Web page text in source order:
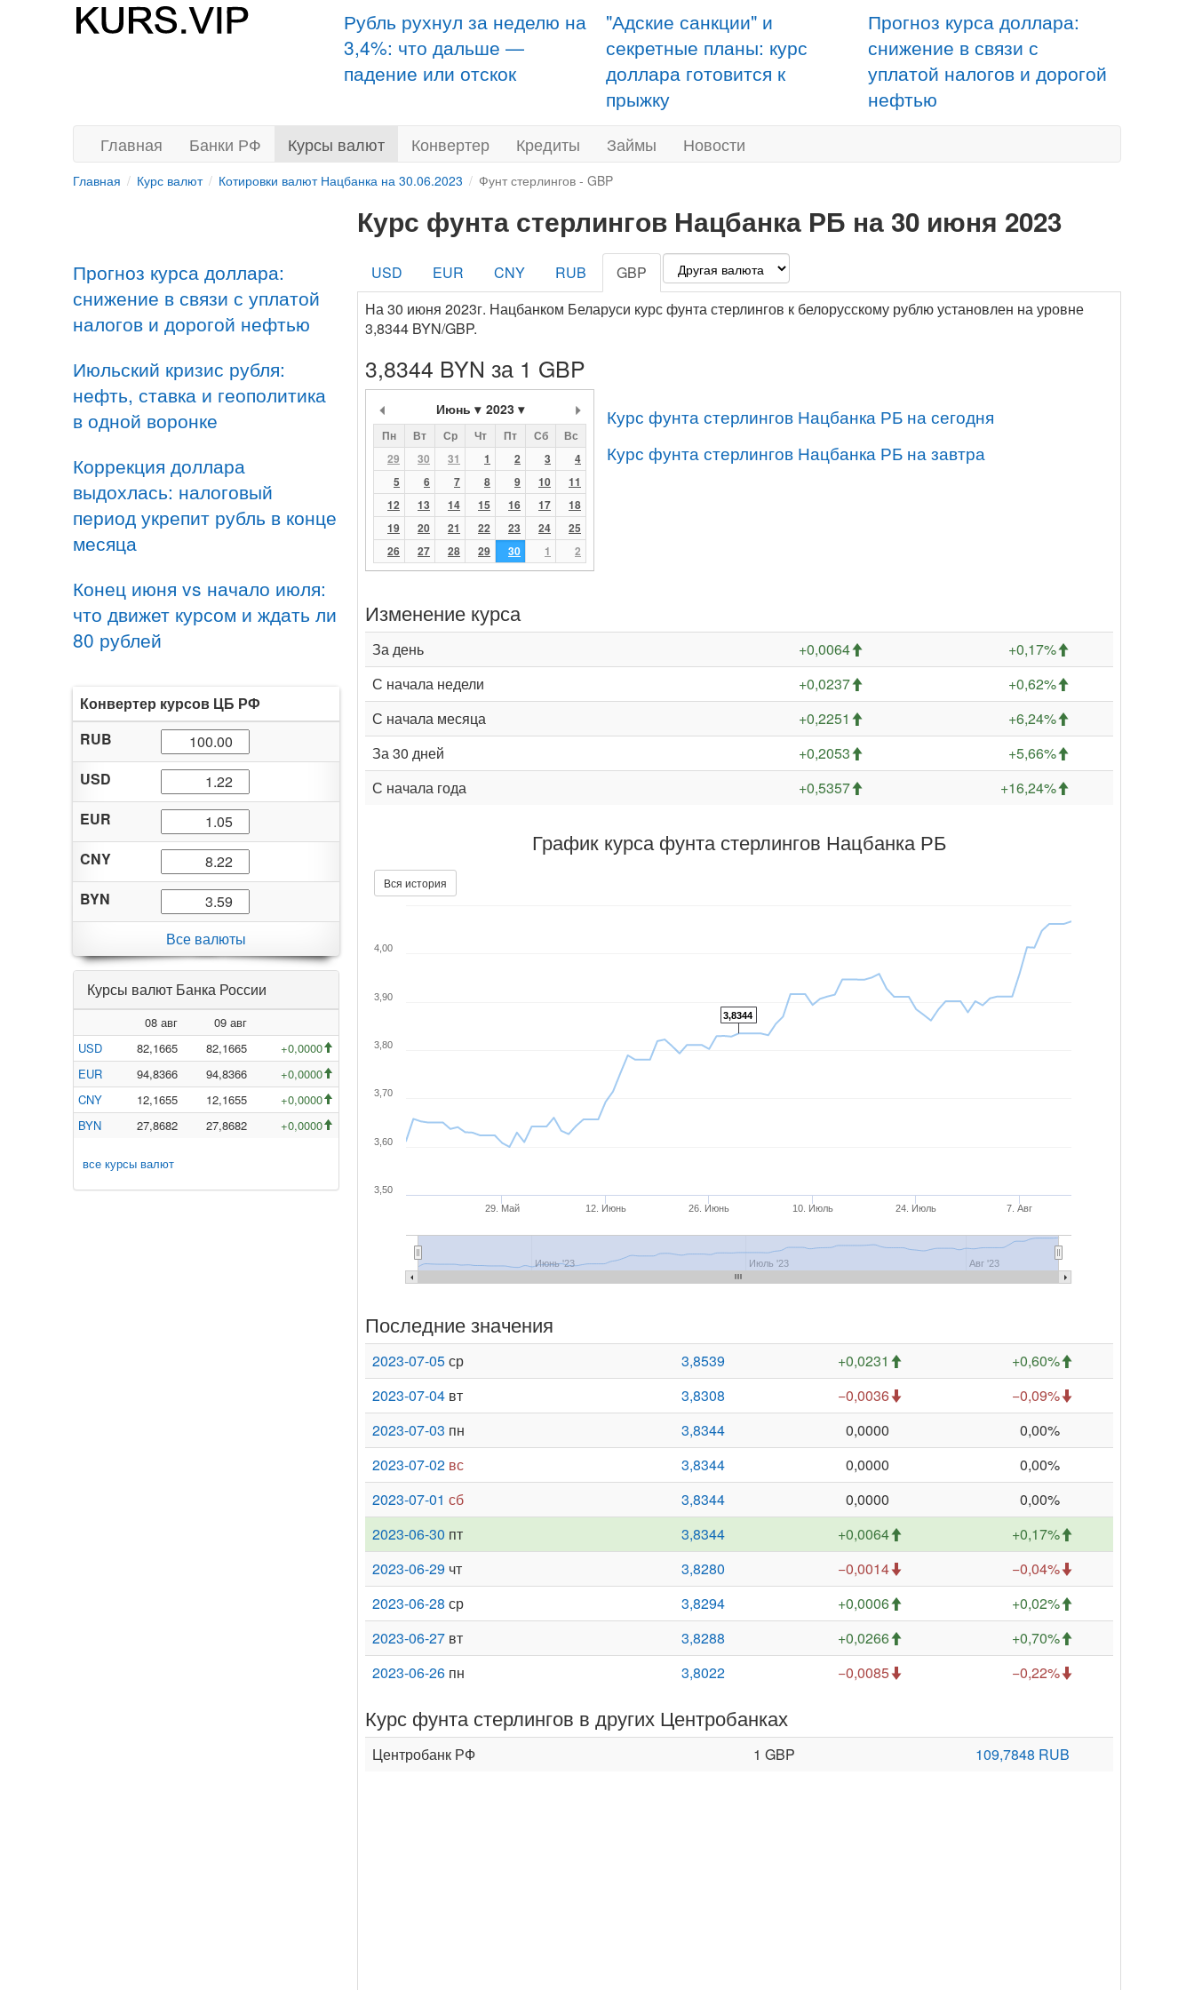
Рубль рухнул за неделю на
3,4%: что дальше —
падение или отскок
"Адские санкции" и
секретные планы: курс
доллара готовится к
прыжку
Прогноз курса доллара:
снижение в связи с
уплатой налогов и дорогой
нефтью
Главная Банки РФ Курсы валют Конвертер Кредиты Займы Новости
Главная Курс валют Котировки валют Нацбанка на 30.06.2023 Фунт стерлингов - GBP
Прогноз курса доллара:
снижение в связи с уплатой
налогов и дорогой нефтью
Июльский кризис рубля:
нефть, ставка и геополитика
в одной воронке
Коррекция доллара
выдохлась: налоговый
период укрепит рубль в конце
месяца
Конец июня vs начало июля:
что движет курсом и ждать ли
80 рублей
Конвертер курсов ЦБ РФ
RUB
USD
EUR
CNY
BYN
Все валюты
Курсы валют Банка России
08 авг
09 авг
USD
82,1665 82,1665
+0,0000
EUR
94,8366 94,8366
+0,0000
CNY
12,1655 12,1655
+0,0000
BYN
27,8682 27,8682 +0,0000
все курсы валют
Курс фунта стерлингов Нацбанка РБ на 30 июня 2023
USD EUR CNY RUB
GBP
На 30 июня 2023г. Нацбанком Беларуси курс фунта стерлингов к белорусскому рублю установлен на уровне
3,8344 BYN/GBP.
3,8344 BYN за 1 GBP
Июнь 2023
Пн Вт Ср Чт Пт Сб
Вс
29
30 31 1 2 3
4
5
6 7 8 9 10
11
12
13 14 15 16 17
18
19
20 21 22 23 24
25
26
27 28 29 30 1 2
Курс фунта стерлингов Нацбанка РБ на сегодня
Курс фунта стерлингов Нацбанка РБ на завтра
Изменение курса
За день +0,0064
+0,17%
С начала недели
+0,0237
+0,62%
С начала месяца
+0,2251
+6,24%
За 30 дней
+0,2053
+5,66%
С начала года
+0,5357 +16,24%
График курса фунта стерлингов Нацбанка РБ
Вся история
3,8344
29. Май 12. Июнь 26. Июнь 10. Июль 24. Июль 7. Авг
Июнь '23 Июль '23 Авг '23
3,50
3,60
3,70
3,80
3,90
4,00
Последние значения
2023-07-05ср 3,8539 +0,0231
+0,60%
2023-07-04 вт 3,8308 −0,0036
−0,09%
2023-07-03 пн 3,8344 0,0000
0,00%
2023-07-02 вс 3,8344 0,0000
0,00%
2023-07-01 сб 3,8344 0,0000
0,00%
2023-06-30 пт 3,8344 +0,0064
+0,17%
2023-06-29 чт 3,8280 −0,0014
−0,04%
2023-06-28 ср 3,8294 +0,0006
+0,02%
2023-06-27 вт 3,8288 +0,0266
+0,70%
2023-06-26 пн 3,8022 −0,0085 −0,22%
Курс фунта стерлингов в других Центробанках
Центробанк РФ 1 GBP 109,7848 RUB